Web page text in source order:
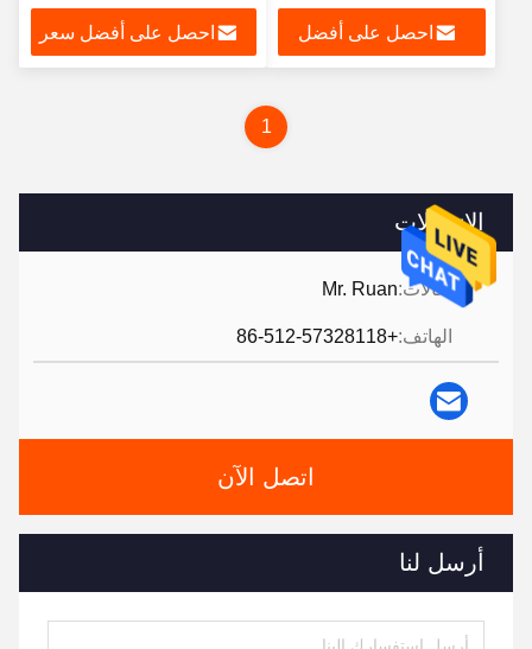
الاتصالات
الاتصالات:Mr. Ruan
الهاتف:+86-512-57328118
اتصل الآن
أرسل لنا
احصل على أفضل احصل على أفضل سعر
1